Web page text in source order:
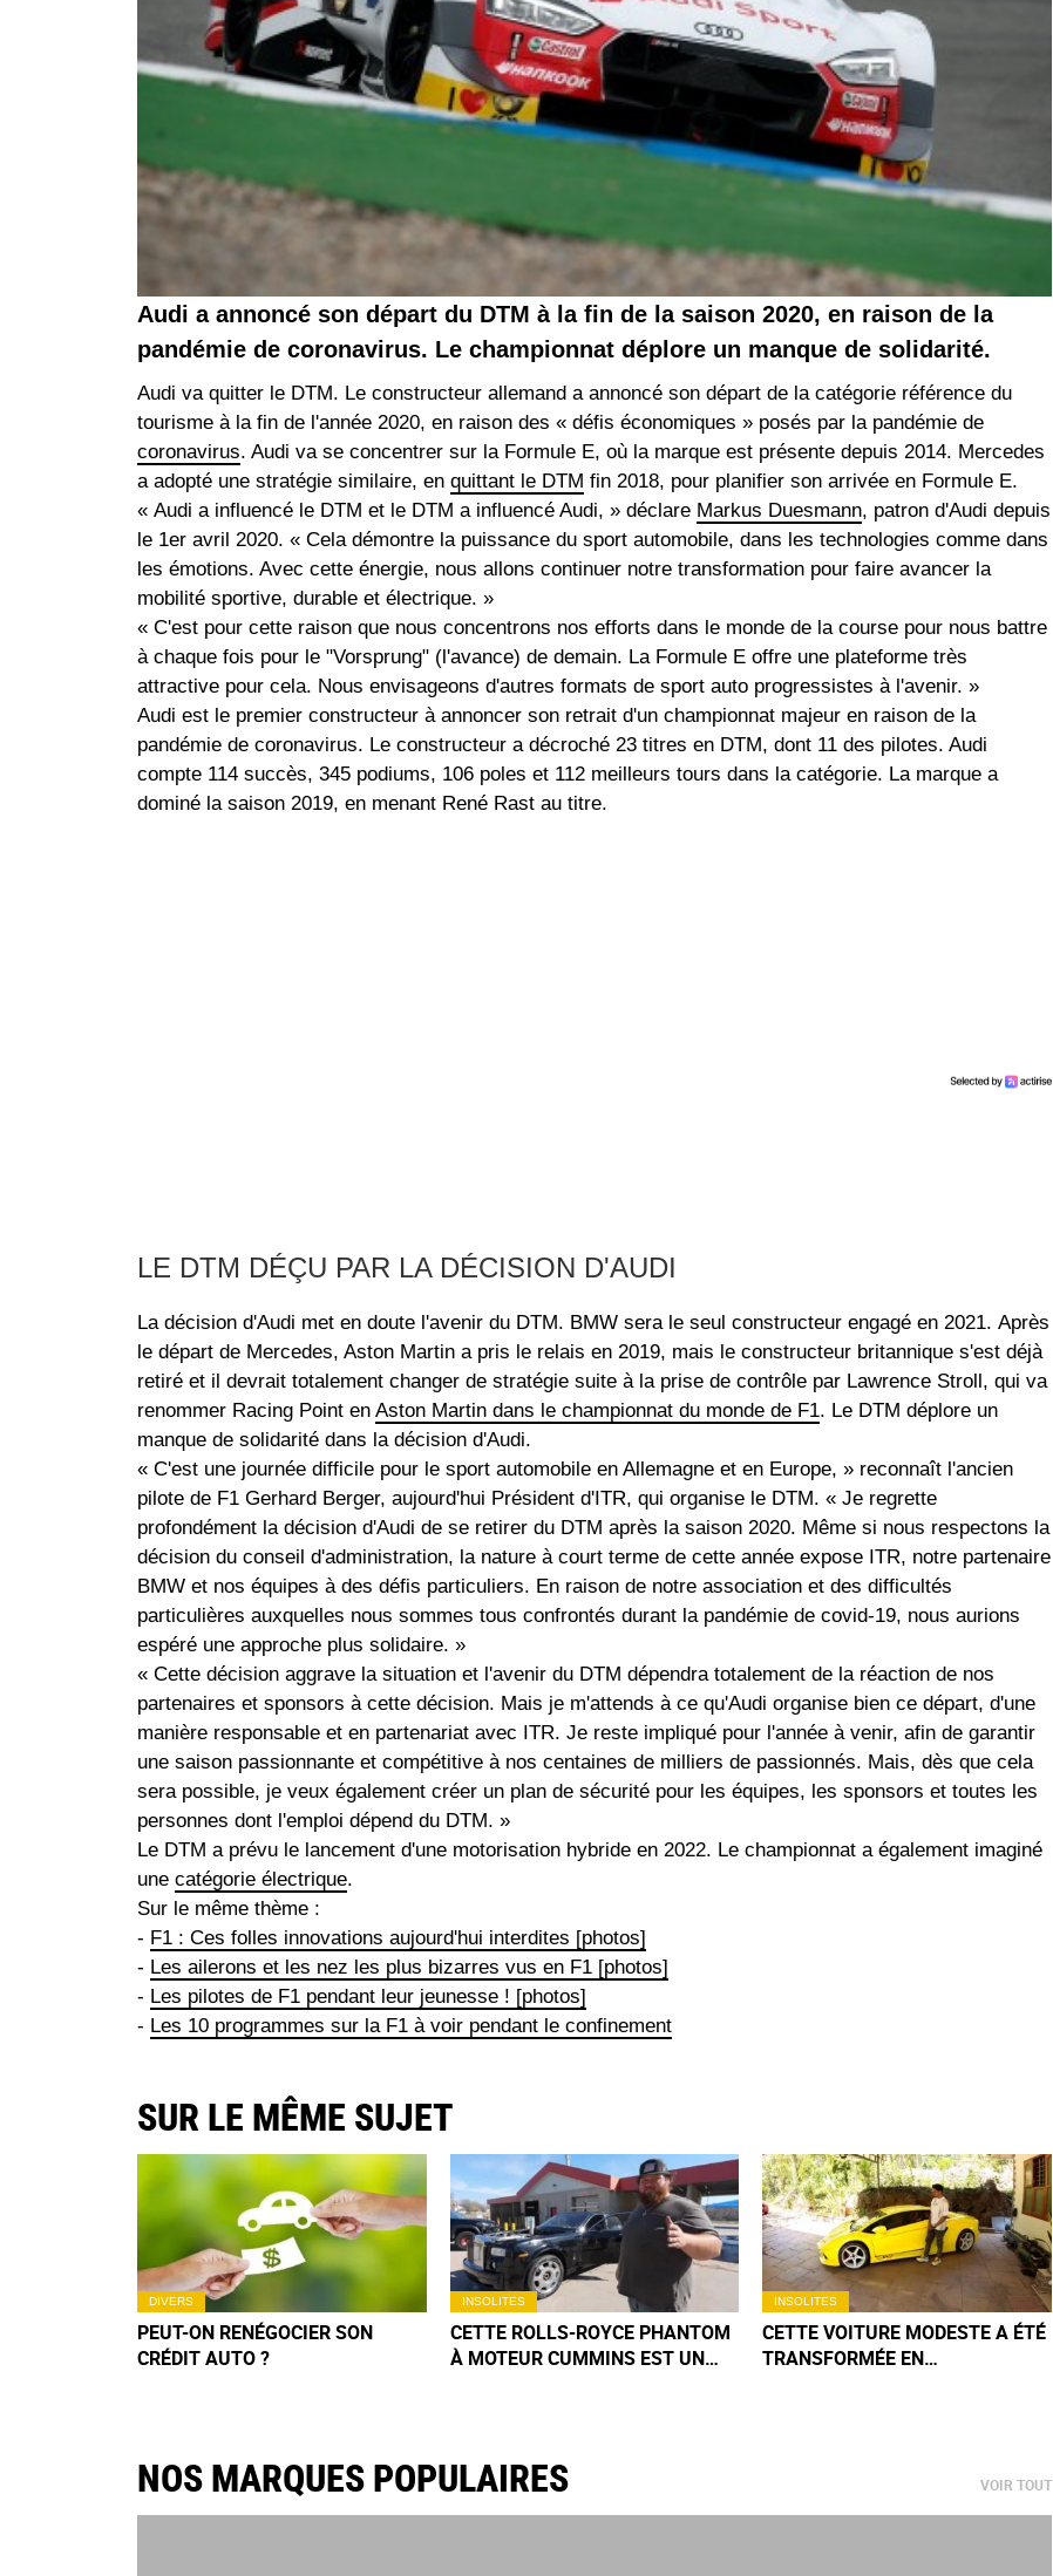
Audi a annoncé son départ du DTM à la fin de la saison 2020, en raison de la
pandémie de coronavirus. Le championnat déplore un manque de solidarité.
Audi va quitter le DTM. Le constructeur allemand a annoncé son départ de la catégorie référence du
tourisme à la fin de l'année 2020, en raison des « défis économiques » posés par la pandémie de
coronavirus. Audi va se concentrer sur la Formule E, où la marque est présente depuis 2014. Mercedes
a adopté une stratégie similaire, en quittant le DTM fin 2018, pour planifier son arrivée en Formule E.
« Audi a influencé le DTM et le DTM a influencé Audi, » déclare Markus Duesmann, patron d'Audi depuis
le 1er avril 2020. « Cela démontre la puissance du sport automobile, dans les technologies comme dans
les émotions. Avec cette énergie, nous allons continuer notre transformation pour faire avancer la
mobilité sportive, durable et électrique. »
« C'est pour cette raison que nous concentrons nos efforts dans le monde de la course pour nous battre
à chaque fois pour le "Vorsprung" (l'avance) de demain. La Formule E offre une plateforme très
attractive pour cela. Nous envisageons d'autres formats de sport auto progressistes à l'avenir. »
Audi est le premier constructeur à annoncer son retrait d'un championnat majeur en raison de la
pandémie de coronavirus. Le constructeur a décroché 23 titres en DTM, dont 11 des pilotes. Audi
compte 114 succès, 345 podiums, 106 poles et 112 meilleurs tours dans la catégorie. La marque a
dominé la saison 2019, en menant René Rast au titre.
LE DTM DÉÇU PAR LA DÉCISION D'AUDI
La décision d'Audi met en doute l'avenir du DTM. BMW sera le seul constructeur engagé en 2021. Après
le départ de Mercedes, Aston Martin a pris le relais en 2019, mais le constructeur britannique s'est déjà
retiré et il devrait totalement changer de stratégie suite à la prise de contrôle par Lawrence Stroll, qui va
renommer Racing Point en Aston Martin dans le championnat du monde de F1. Le DTM déplore un
manque de solidarité dans la décision d'Audi.
« C'est une journée difficile pour le sport automobile en Allemagne et en Europe, » reconnaît l'ancien
pilote de F1 Gerhard Berger, aujourd'hui Président d'ITR, qui organise le DTM. « Je regrette
profondément la décision d'Audi de se retirer du DTM après la saison 2020. Même si nous respectons la
décision du conseil d'administration, la nature à court terme de cette année expose ITR, notre partenaire
BMW et nos équipes à des défis particuliers. En raison de notre association et des difficultés
particulières auxquelles nous sommes tous confrontés durant la pandémie de covid-19, nous aurions
espéré une approche plus solidaire. »
« Cette décision aggrave la situation et l'avenir du DTM dépendra totalement de la réaction de nos
partenaires et sponsors à cette décision. Mais je m'attends à ce qu'Audi organise bien ce départ, d'une
manière responsable et en partenariat avec ITR. Je reste impliqué pour l'année à venir, afin de garantir
une saison passionnante et compétitive à nos centaines de milliers de passionnés. Mais, dès que cela
sera possible, je veux également créer un plan de sécurité pour les équipes, les sponsors et toutes les
personnes dont l'emploi dépend du DTM. »
Le DTM a prévu le lancement d'une motorisation hybride en 2022. Le championnat a également imaginé
une catégorie électrique.
Sur le même thème :
- F1 : Ces folles innovations aujourd'hui interdites [photos]
- Les ailerons et les nez les plus bizarres vus en F1 [photos]
- Les pilotes de F1 pendant leur jeunesse ! [photos]
- Les 10 programmes sur la F1 à voir pendant le confinement
SUR LE MÊME SUJET
DIVERS
PEUT-ON RENÉGOCIER SON
CRÉDIT AUTO ?
INSOLITES
CETTE ROLLS-ROYCE PHANTOM
À MOTEUR CUMMINS EST UN
INSOLITES
CETTE VOITURE MODESTE A ÉTÉ
TRANSFORMÉE EN
NOS MARQUES POPULAIRES VOIR TOUT